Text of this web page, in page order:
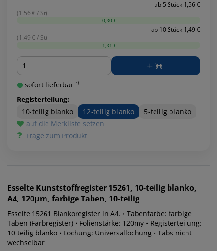
ab 5 Stück 1,56 €
(1.56 € / St)
-0,30 €
ab 10 Stück 1,49 €
(1.49 € / St)
-1,31 €
Menge
sofort lieferbar ¹⁾
Registerteilung:
10-teilig blanko
12-teilig blanko
5-teilig blanko
auf die Merkliste setzen
Frage zum Produkt
Esselte Kunststoffregister 15261, 10-teilig blanko,
A4, 120µm, farbige Taben, 10-teilig
Esselte 15261 Blankoregister in A4. • Tabenfarbe: farbige
Taben (Farbregister) • Folienstärke: 120my • Registerteilung:
10-teilig blanko • Lochung: Universallochung • Tabs nicht
wechselbar